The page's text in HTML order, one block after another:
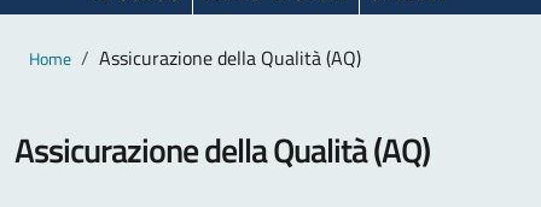
Contenuto principale
Breadcrumb
Home Assicurazione della Qualità (AQ)
Assicurazione della Qualità (AQ)